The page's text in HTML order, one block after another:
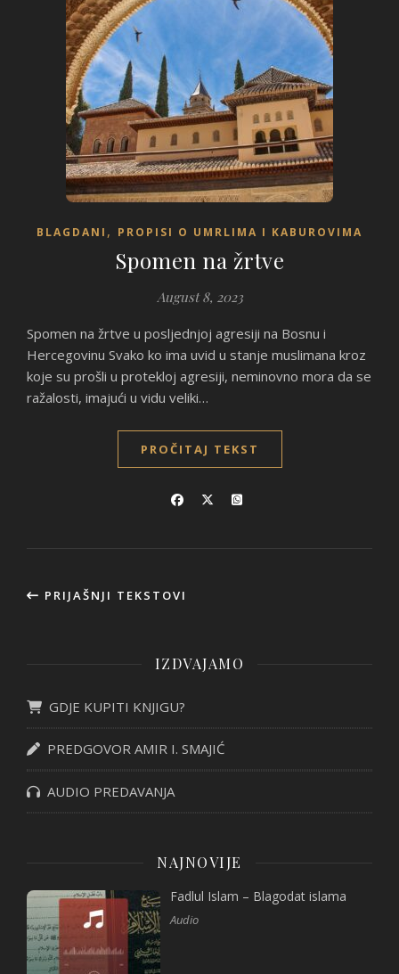
BLAGDANI , PROPISI O UMRLIMA I KABUROVIMA
Spomen na žrtve
August 8, 2023
Spomen na žrtve u posljednjoj agresiji na Bosnu i
Hercegovinu Svako ko ima uvid u stanje muslimana kroz
koje su prošli u protekloj agresiji, neminovno mora da se
ražalosti, imajući u vidu veliki…
PROČITAJ TEKST
PRIJAŠNJI TEKSTOVI
IZDVAJAMO
GDJE KUPITI KNJIGU?
PREDGOVOR AMIR I. SMAJIĆ
AUDIO PREDAVANJA
NAJNOVIJE
Fadlul Islam – Blagodat islama
Audio